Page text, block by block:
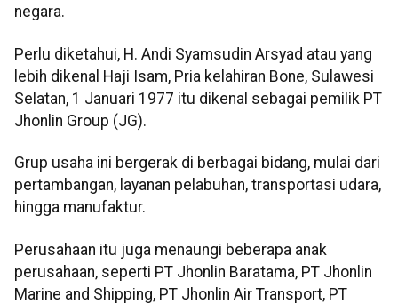
negara.
Perlu diketahui, H. Andi Syamsudin Arsyad atau yang
lebih dikenal Haji Isam, Pria kelahiran Bone, Sulawesi
Selatan, 1 Januari 1977 itu dikenal sebagai pemilik PT
Jhonlin Group (JG).
Grup usaha ini bergerak di berbagai bidang, mulai dari
pertambangan, layanan pelabuhan, transportasi udara,
hingga manufaktur.
Perusahaan itu juga menaungi beberapa anak
perusahaan, seperti PT Jhonlin Baratama, PT Jhonlin
Marine and Shipping, PT Jhonlin Air Transport, PT